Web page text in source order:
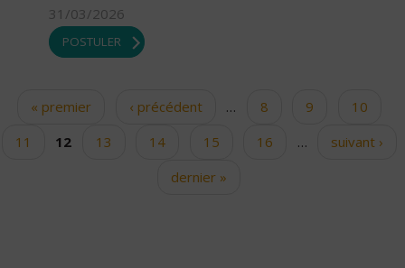
31/03/2026
POSTULER
Pages« premier ‹ précédent … 8 9
10
11
12 13 14 15 16 …
suivant ›
dernier »